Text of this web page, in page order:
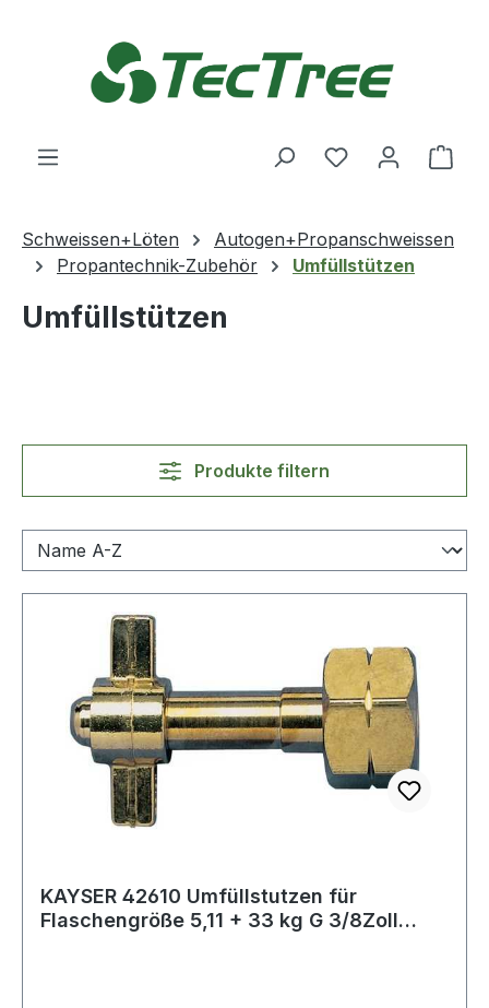
Du hast 0
Schweissen+Löten
Autogen+Propanschweissen
Propantechnik-Zubehör
Umfüllstützen
Umfüllstützen
Produkte filtern
KAYSER 42610 Umfüllstutzen für
Flaschengröße 5,11 + 33 kg G 3/8Zoll